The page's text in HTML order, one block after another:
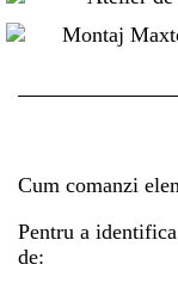
Cum comanzi
Pentru a
de: